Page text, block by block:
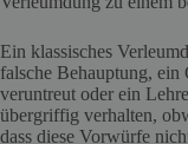
Ein klassisches
falsche Behauptung, ein
veruntreut oder ein
übergriffig verhalten,
dass diese Vorwürfe